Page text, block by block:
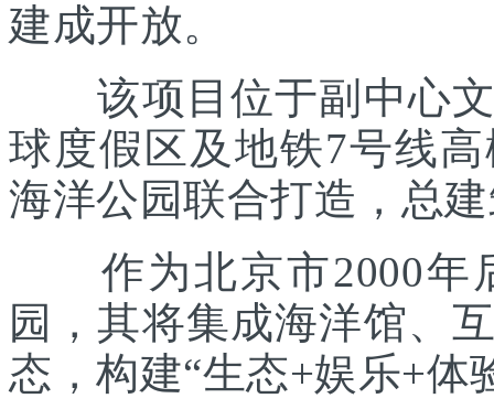
建成开放。
该项目位于副中心文
球度假区及地铁7号线
海洋公园联合打造，总
作为北京市2000年
园，其将集成海洋馆、
态，构建“生态+娱乐+体